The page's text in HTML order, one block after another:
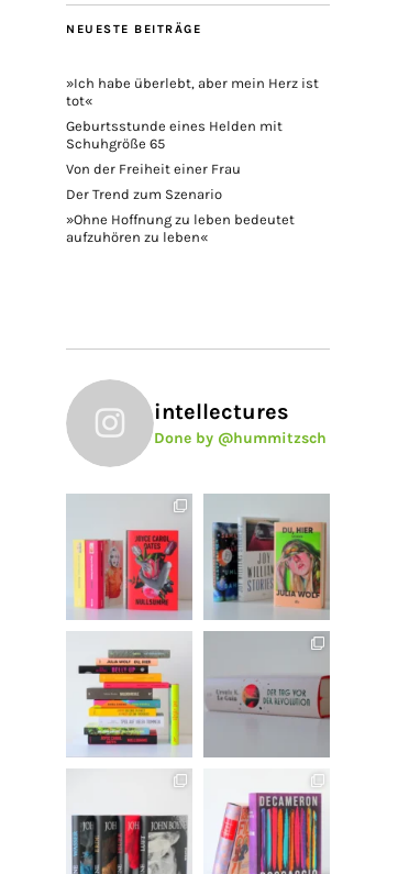
NEUESTE BEITRÄGE
»Ich habe überlebt, aber mein Herz ist
tot«
Geburtsstunde eines Helden mit
Schuhgröße 65
Von der Freiheit einer Frau
Der Trend zum Szenario
»Ohne Hoffnung zu leben bedeutet
aufzuhören zu leben«
intellectures
Done by @hummitzsch